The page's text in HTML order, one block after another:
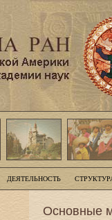
ДЕЯТЕЛЬНОСТЬ
Основные